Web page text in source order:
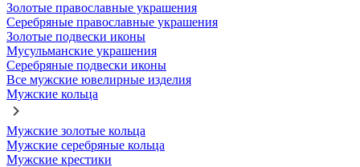
Золотые православные украшения
Серебряные православные украшения
Золотые подвески иконы
Мусульманские украшения
Серебряные подвески иконы
Все мужские ювелирные изделия
Мужские кольца
Мужские золотые кольца
Мужские серебряные кольца
Мужские крестики